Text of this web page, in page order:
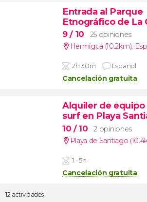
Entrada al Parque
Etnográfico de La
9/ 10
25 opiniones
Hermigua (10.2km),
2h 30m Español
Cancelación gratuita
Alquiler de
surf en Playa
10 / 10
2 opiniones
Playa de Santiago
1 - 5h
Cancelación gratuita
12 actividades